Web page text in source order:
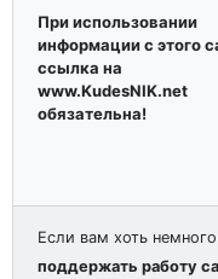
При использовании
информации с этого
ссылка на
www.KudesNIK.net
обязательна!
Если вам хоть
поддержать работу